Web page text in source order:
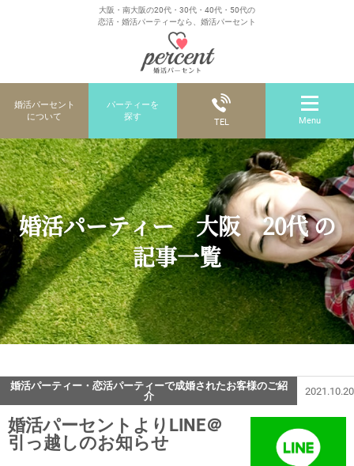
大阪・南大阪の20代・30代・40代・50代の
恋活・婚活パーティーなら、婚活パーセント
婚活パーセント
について
パーティーを
探す
TEL Menu
婚活パーティー 大阪 20代 の
記事一覧
婚活パーティー・恋活パーティーで成婚されたお客様のご紹
介
2021.10.20
婚活パーセントよりLINE＠
引っ越しのお知らせ